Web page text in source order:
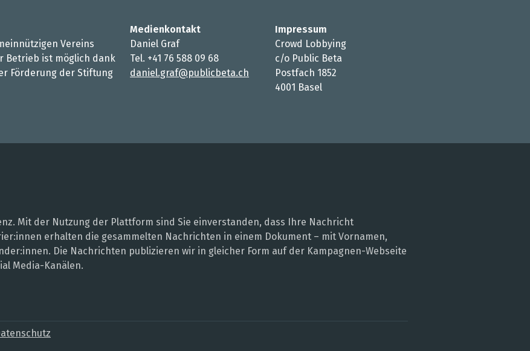
Vereins
Betrieb ist möglich dank
Förderung der Stiftung
Medienkontakt
Daniel Graf
Tel. +41 76 588 09 68
daniel.graf@publicbeta.ch
Impressum
Crowd Lobbying
c/o Public Beta
Postfach 1852
4001 Basel
Mit der Nutzung der Plattform sind Sie einverstanden, dass Ihre Nachricht
erhalten die gesammelten Nachrichten in einem Dokument – mit Vornamen,
Die Nachrichten publizieren wir in gleicher Form auf der Kampagnen-Webseite
Media-Kanälen.